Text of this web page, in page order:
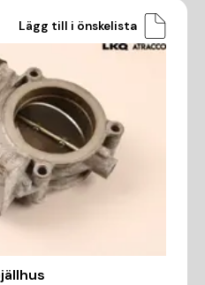
Lägg till i önskelista